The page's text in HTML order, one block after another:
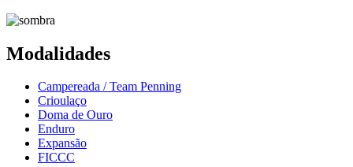
Modalidades
Campereada / Team Penning
Crioulaço
Doma de Ouro
Enduro
Expansão
FICCC